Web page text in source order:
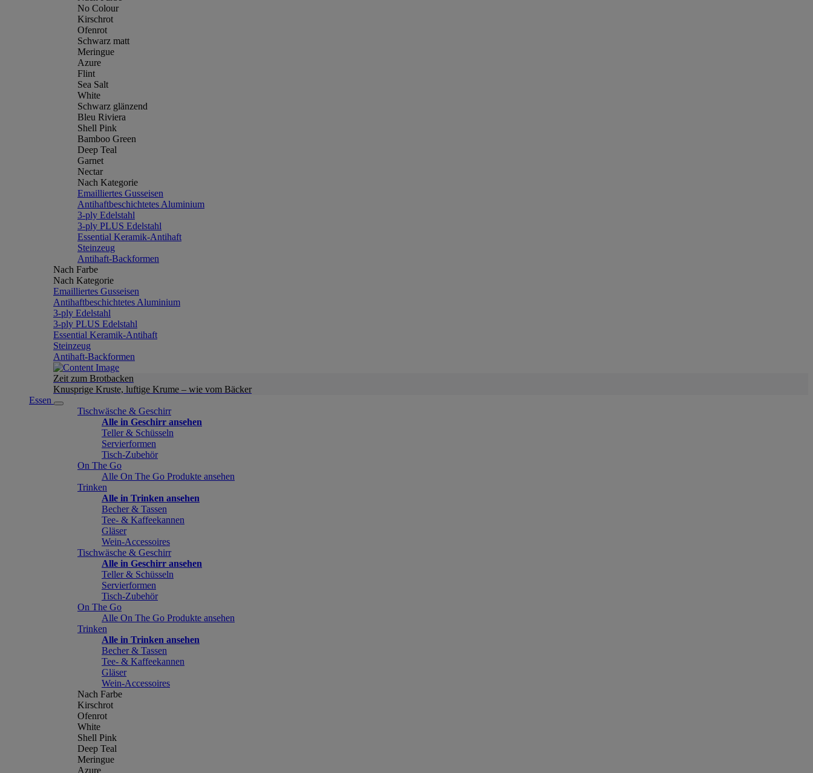
No Colour
Kirschrot
Ofenrot
Schwarz matt
Meringue
Azure
Flint
Sea Salt
White
Schwarz glänzend
Bleu Riviera
Shell Pink
Bamboo Green
Deep Teal
Garnet
Nectar
Nach Kategorie
Emailliertes Gusseisen
Antihaftbeschichtetes Aluminium
3-ply Edelstahl
3-ply PLUS Edelstahl
Essential Keramik-Antihaft
Steinzeug
Antihaft-Backformen
Nach Farbe
Nach Kategorie
Emailliertes Gusseisen
Antihaftbeschichtetes Aluminium
3-ply Edelstahl
3-ply PLUS Edelstahl
Essential Keramik-Antihaft
Steinzeug
Antihaft-Backformen
Zeit zum Brotbacken
Knusprige Kruste, luftige Krume – wie vom Bäcker
Essen
Tischwäsche & Geschirr
Alle in Geschirr ansehen
Teller & Schüsseln
Servierformen
Tisch-Zubehör
On The Go
Alle On The Go Produkte ansehen
Trinken
Alle in Trinken ansehen
Becher & Tassen
Tee- & Kaffeekannen
Gläser
Wein-Accessoires
Tischwäsche & Geschirr
Alle in Geschirr ansehen
Teller & Schüsseln
Servierformen
Tisch-Zubehör
On The Go
Alle On The Go Produkte ansehen
Trinken
Alle in Trinken ansehen
Becher & Tassen
Tee- & Kaffeekannen
Gläser
Wein-Accessoires
Nach Farbe
Kirschrot
Ofenrot
White
Shell Pink
Deep Teal
Meringue
Azure